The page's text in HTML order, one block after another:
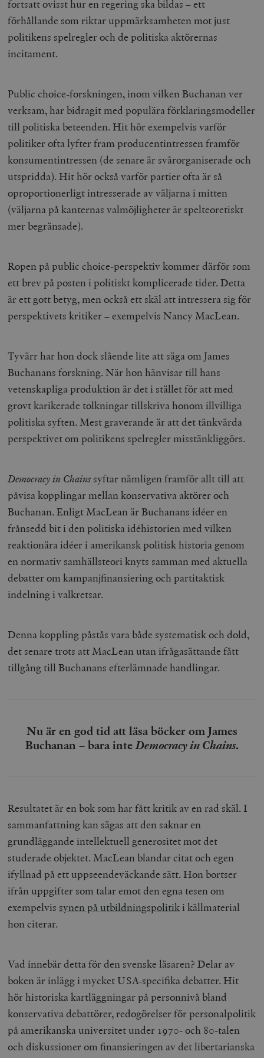
fortsatt ovisst hur en regering ska bildas – ett
förhållande som riktar uppmärksamheten mot just
politikens spelregler och de politiska aktörernas
incitament.
Public choice-forskningen, inom vilken Buchanan ver
verksam, har bidragit med populära förklaringsmodeller
till politiska beteenden. Hit hör exempelvis varför
politiker ofta lyfter fram producentintressen framför
konsumentintressen (de senare är svårorganiserade och
utspridda). Hit hör också varför partier ofta är så
oproportionerligt intresserade av väljarna i mitten
(väljarna på kanternas valmöjligheter är spelteoretiskt
mer begränsade).
Ropen på public choice-perspektiv kommer därför som
ett brev på posten i politiskt komplicerade tider. Detta
är ett gott betyg, men också ett skäl att intressera sig för
perspektivets kritiker – exempelvis Nancy MacLean.
Tyvärr har hon dock slående lite att säga om James
Buchanans forskning. När hon hänvisar till hans
vetenskapliga produktion är det i stället för att med
grovt karikerade tolkningar tillskriva honom illvilliga
politiska syften. Mest graverande är att det tänkvärda
perspektivet om politikens spelregler misstänkliggörs.
Democracy in Chains syftar nämligen framför allt till att
påvisa kopplingar mellan konservativa aktörer och
Buchanan. Enligt MacLean är Buchanans idéer en
frånsedd bit i den politiska idéhistorien med vilken
reaktionära idéer i amerikansk politisk historia genom
en normativ samhällsteori knyts samman med aktuella
debatter om kampanjfinansiering och partitaktisk
indelning i valkretsar.
Denna koppling påstås vara både systematisk och dold,
det senare trots att MacLean utan ifrågasättande fått
tillgång till Buchanans efterlämnade handlingar.
Nu är en god tid att läsa böcker om James
Buchanan – bara inteDemocracy in Chains.
Resultatet är en bok som har fått kritik av en rad skäl. I
sammanfattning kan sägas att den saknar en
grundläggande intellektuell generositet mot det
studerade objektet. MacLean blandar citat och egen
ifyllnad på ett uppseendeväckande sätt. Hon bortser
ifrån uppgifter som talar emot den egna tesen om
exempelvis synen på utbildningspolitik i källmaterial
hon citerar.
Vad innebär detta för den svenske läsaren? Delar av
boken är inlägg i mycket USA-specifika debatter. Hit
hör historiska kartläggningar på personnivå bland
konservativa debattörer, redogörelser för personalpolitik
på amerikanska universitet under 1970- och 80-talen
och diskussioner om finansieringen av det libertarianska